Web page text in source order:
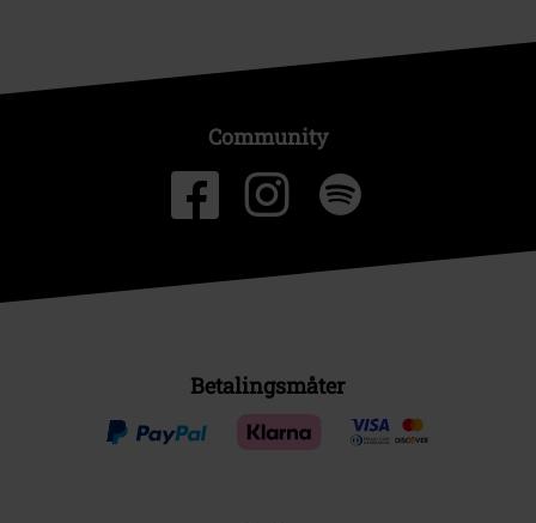
Community
Betalingsmåter